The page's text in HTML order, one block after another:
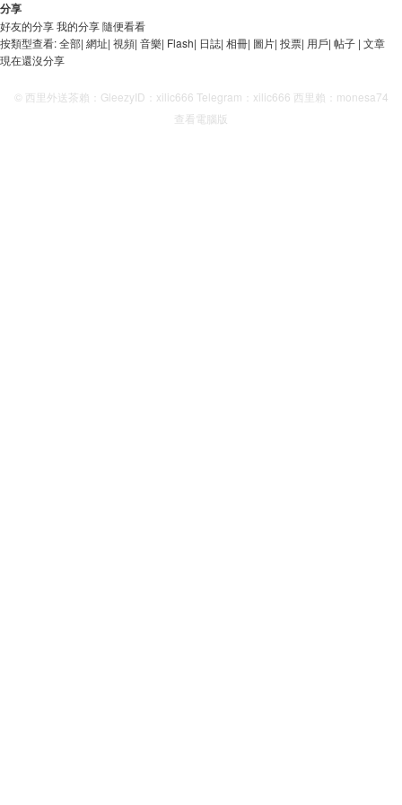
分享
好友的分享我的分享隨便看看
按類型查看:全部| 網址| 視頻| 音樂| Flash| 日誌| 相冊| 圖片| 投票| 用戶| 帖子 | 文章
現在還沒分享
© 西里外送茶賴：GleezyID：xilic666 Telegram：xilic666 西里賴：monesa74
查看電腦版